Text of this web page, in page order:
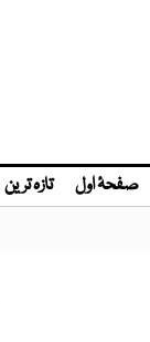
صفحۂ اول تازہ ترین